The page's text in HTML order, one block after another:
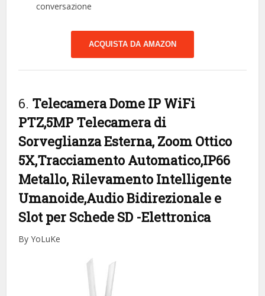
conversazione
ACQUISTA DA AMAZON
6. Telecamera Dome IP WiFi
PTZ,5MP Telecamera di
Sorveglianza Esterna, Zoom Ottico
5X,Tracciamento Automatico,IP66
Metallo, Rilevamento Intelligente
Umanoide,Audio Bidirezionale e
Slot per Schede SD -Elettronica
By YoLuKe